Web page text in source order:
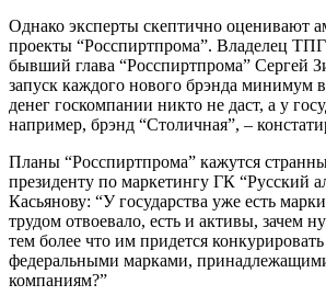
Однако эксперты скептично оценивают
проекты “Росспиртпрома”. Владелец
бывший глава “Росспиртпрома” Сергей
запуск каждого нового брэнда минимум
денег госкомпании никто не даст, а у
например, брэнд “Столичная”, –
Планы “Росспиртпрома” кажутся
президенту по маркетингу ГК “Русский
Касьянову: “У государства уже есть
трудом отвоевало, есть и активы, зачем
тем более что им придется
федеральными марками,
компаниям?”